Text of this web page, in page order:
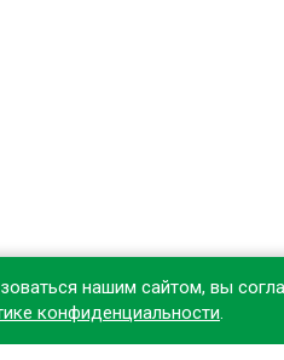
чтобы делать
нашим сайтом, вы
конфиденциальности.